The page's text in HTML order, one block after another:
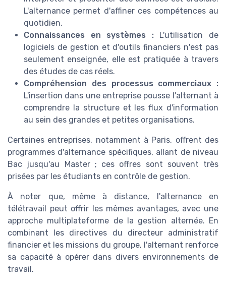
L'alternance permet d'affiner ces compétences au
quotidien.
Connaissances en systèmes :L'utilisation de
logiciels de gestion et d'outils financiers n'est pas
seulement enseignée, elle est pratiquée à travers
des études de cas réels.
Compréhension des processus commerciaux :
L'insertion dans une entreprise pousse l'alternant à
comprendre la structure et les flux d'information
au sein des grandes et petites organisations.
Certaines entreprises, notamment à Paris, offrent des
programmes d'alternance spécifiques, allant de niveau
Bac jusqu'au Master ; ces offres sont souvent très
prisées par les étudiants en contrôle de gestion.
À noter que, même à distance, l'alternance en
télétravail peut offrir les mêmes avantages, avec une
approche multiplateforme de la gestion alternée. En
combinant les directives du directeur administratif
financier et les missions du groupe, l'alternant renforce
sa capacité à opérer dans divers environnements de
travail.